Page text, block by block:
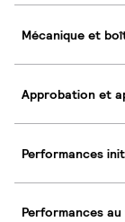
Mécanique et
Approbation et
Performances
Performances